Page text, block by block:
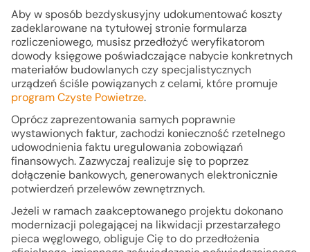
Aby w sposób bezdyskusyjny udokumentować koszty
zadeklarowane na tytułowej stronie formularza
rozliczeniowego, musisz przedłożyć weryfikatorom
dowody księgowe poświadczające nabycie konkretnych
materiałów budowlanych czy specjalistycznych
urządzeń ściśle powiązanych z celami, które promuje
program Czyste Powietrze.
Oprócz zaprezentowania samych poprawnie
wystawionych faktur, zachodzi konieczność rzetelnego
udowodnienia faktu uregulowania zobowiązań
finansowych. Zazwyczaj realizuje się to poprzez
dołączenie bankowych, generowanych elektronicznie
potwierdzeń przelewów zewnętrznych.
Jeżeli w ramach zaakceptowanego projektu dokonano
modernizacji polegającej na likwidacji przestarzałego
pieca węglowego, obliguje Cię to do przedłożenia